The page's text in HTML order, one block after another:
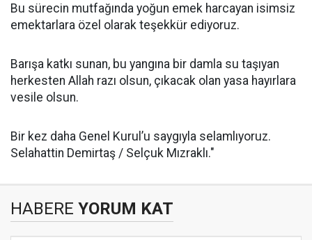
Bu sürecin mutfağında yoğun emek harcayan isimsiz
emektarlara özel olarak teşekkür ediyoruz.
Barışa katkı sunan, bu yangına bir damla su taşıyan
herkesten Allah razı olsun, çıkacak olan yasa hayırlara
vesile olsun.
Bir kez daha Genel Kurul’u saygıyla selamlıyoruz.
Selahattin Demirtaş / Selçuk Mızraklı."
HABERE YORUM KAT